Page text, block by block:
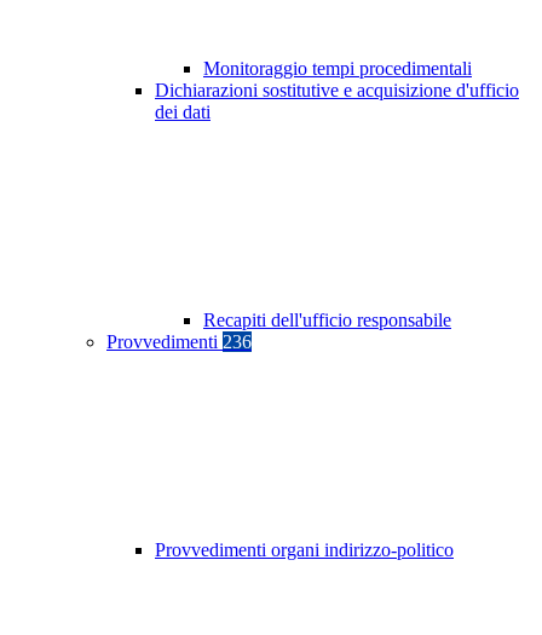
Monitoraggio tempi procedimentali
Dichiarazioni sostitutive e acquisizione d'ufficio
dei dati
Recapiti dell'ufficio responsabile
Provvedimenti 236
Provvedimenti organi indirizzo-politico